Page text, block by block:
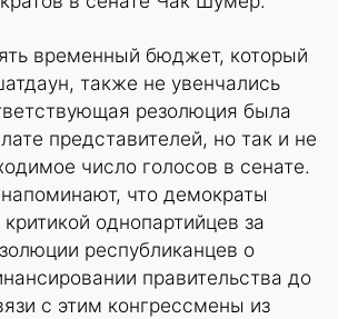
временный бюджет, который
также не увенчались
резолюция была
представителей, но так и не
число голосов в сенате.
что демократы
однопартийцев за
республиканцев о
правительства до
с этим конгрессмены из